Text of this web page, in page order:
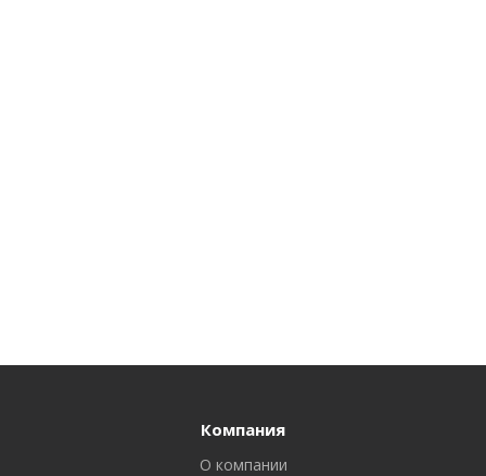
Компания
О компании